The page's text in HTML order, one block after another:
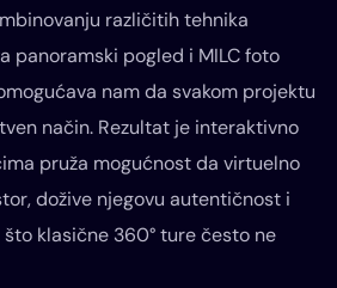
različitih tehnika
panoramski pogled i MILC foto
nam da svakom projektu
način. Rezultat je interaktivno
pruža mogućnost da virtuelno
dožive njegovu autentičnost i
klasične 360° ture često ne